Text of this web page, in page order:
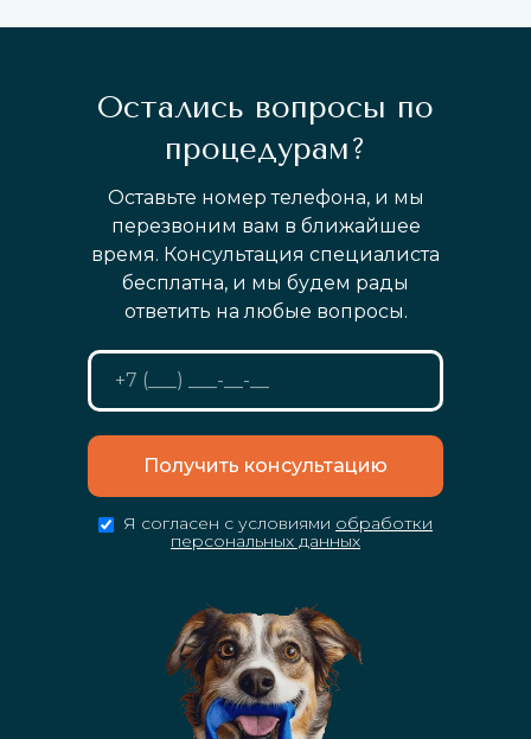
Остались вопросы по
процедурам?
Оставьте номер телефона, и мы
перезвоним вам в ближайшее
время. Консультация специалиста
бесплатна, и мы будем рады
ответить на любые вопросы.
Получить консультацию
Я согласен с условиями обработки
персональных данных